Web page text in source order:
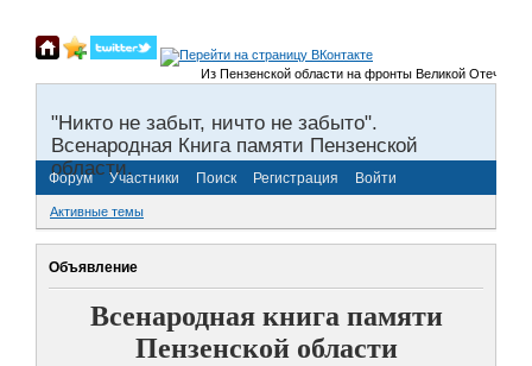
Из Пензенской области на фронты Великой
"Никто не забыт, ничто не забыто".
Всенародная Книга памяти Пензенской
области.
Форум Участники Поиск Регистрация Войти
Активные темы
Объявление
Всенародная книга памяти
Пензенской области